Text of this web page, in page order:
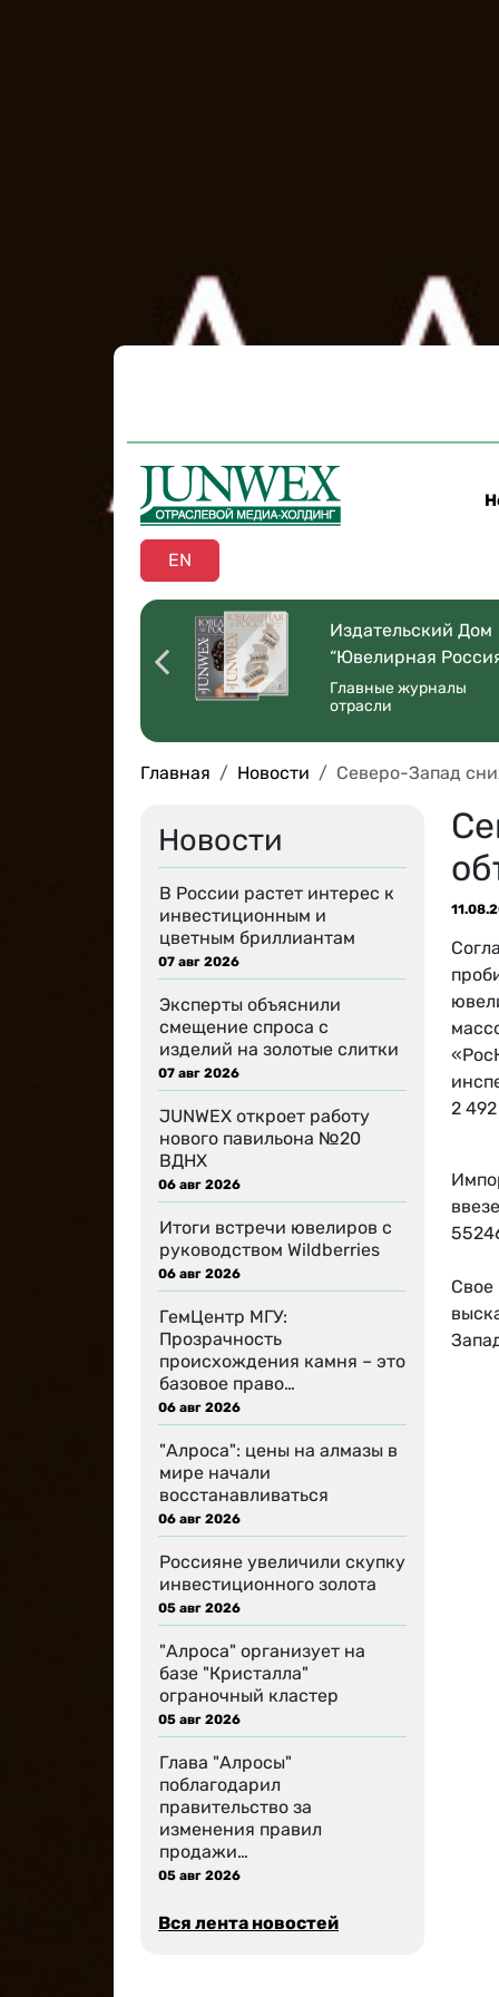
EN
Издательский Дом
“Ювелирная
Главные журналы
отрасли
Главная Новости Северо-Запад
Новости
В России растет интерес к
инвестиционным и
цветным бриллиантам
07 авг 2026
Эксперты объяснили
смещение спроса с
изделий на золотые слитки
07 авг 2026
JUNWEX откроет работу
нового павильона №20
ВДНХ
06 авг 2026
Итоги встречи ювелиров с
руководством Wildberries
06 авг 2026
ГемЦентр МГУ:
Прозрачность
происхождения камня – это
базовое право…
06 авг 2026
"Алроса": цены на алмазы в
мире начали
восстанавливаться
06 авг 2026
Россияне увеличили скупку
инвестиционного золота
05 авг 2026
"Алроса" организует на
базе "Кристалла"
ограночный кластер
05 авг 2026
Глава "Алросы"
поблагодарил
правительство за
изменения правил
продажи…
05 авг 2026
Вся лента новостей
2
Свое